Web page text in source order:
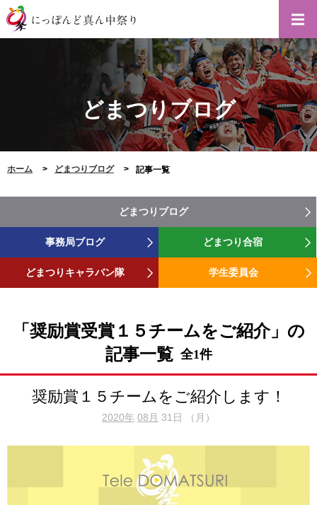
どまつりブログ
ホーム どまつりブログ 記事一覧
どまつりブログ
事務局ブログ どまつり合宿
どまつりキャラバン隊 学生委員会
「奨励賞受賞１５チームをご紹介」の
記事一覧 全1件
奨励賞１５チームをご紹介します！
2020年 08月 31日 （月）